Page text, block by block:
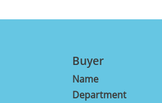
Buyer
Name
Department